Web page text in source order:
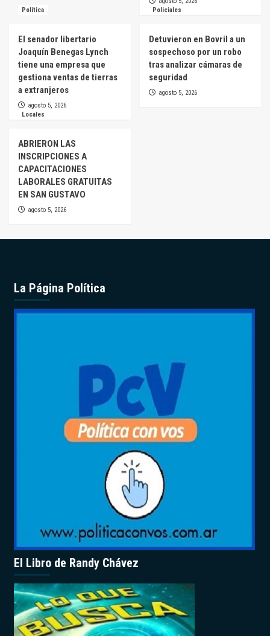
Política
El senador libertario
Joaquín Benegas Lynch
tiene una empresa que
gestiona ventas de tierras
a extranjeros
agosto 5, 2026
Policiales
Detuvieron en Bovril a un
sospechoso por un robo
tras analizar cámaras de
seguridad
agosto 5, 2026
Locales
ABRIERON LAS
INSCRIPCIONES A
CAPACITACIONES
LABORALES GRATUITAS
EN SAN GUSTAVO
agosto 5, 2026
La Página Política
El Libro de Randy Chávez